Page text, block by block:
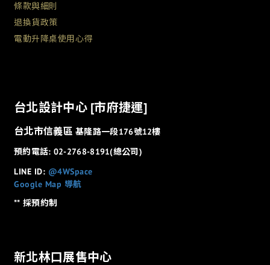
條款與細則
退換貨政策
電動升降桌使用心得
台北設計中心 [市府捷運]
台北市信義區基隆路一段176號12樓
預約電話: 02-2768-8191(總公司)
LINE ID: @4WSpace
Google Map 導航
** 採預約制
新北林口展售中心